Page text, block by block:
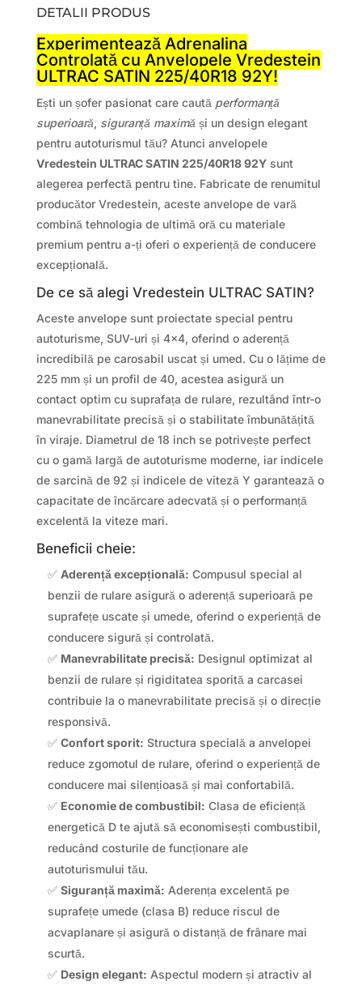
DETALII PRODUS
Experimentează Adrenalina
Controlată cu Anvelopele Vredestein
ULTRAC SATIN 225/40R18 92Y!
Ești un șofer pasionat care caută performanță
superioară, siguranță maximă și un design elegant
pentru autoturismul tău? Atunci anvelopele
Vredestein ULTRAC SATIN 225/40R18 92Ysunt
alegerea perfectă pentru tine. Fabricate de renumitul
producător Vredestein, aceste anvelope de vară
combină tehnologia de ultimă oră cu materiale
premium pentru a-ți oferi o experiență de conducere
excepțională.
De ce să alegi Vredestein ULTRAC SATIN?
Aceste anvelope sunt proiectate special pentru
autoturisme, SUV-uri și 4×4, oferind o aderență
incredibilă pe carosabil uscat și umed. Cu o lățime de
225 mm și un profil de 40, acestea asigură un
contact optim cu suprafața de rulare, rezultând într-o
manevrabilitate precisă și o stabilitate îmbunătățită
în viraje. Diametrul de 18 inch se potrivește perfect
cu o gamă largă de autoturisme moderne, iar indicele
de sarcină de 92 și indicele de viteză Y garantează o
capacitate de încărcare adecvată și o performanță
excelentă la viteze mari.
Beneficii cheie:
✅ Aderență excepțională: Compusul special al
benzii de rulare asigură o aderență superioară pe
suprafețe uscate și umede, oferind o experiență de
conducere sigură și controlată.
✅ Manevrabilitate precisă: Designul optimizat al
benzii de rulare și rigiditatea sporită a carcasei
contribuie la o manevrabilitate precisă și o direcție
responsivă.
✅ Confort sporit: Structura specială a anvelopei
reduce zgomotul de rulare, oferind o experiență de
conducere mai silențioasă și mai confortabilă.
✅ Economie de combustibil: Clasa de eficiență
energetică D te ajută să economisești combustibil,
reducând costurile de funcționare ale
autoturismului tău.
✅ Siguranță maximă: Aderența excelentă pe
suprafețe umede (clasa B) reduce riscul de
acvaplanare și asigură o distanță de frânare mai
scurtă.
✅ Design elegant: Aspectul modern și atractiv al